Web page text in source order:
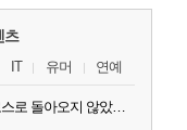
츠
IT 유머 연예
굴단이 아제로스로 돌아오지 않았다면? 와우 클래식+ 주목